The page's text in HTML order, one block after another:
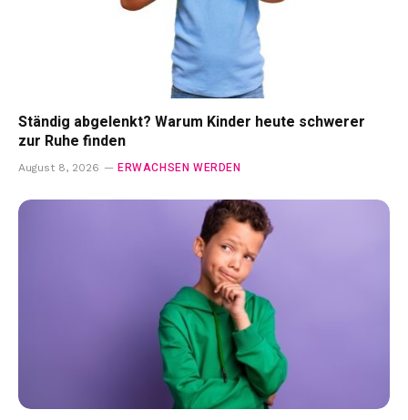
Ständig abgelenkt? Warum Kinder heute schwerer
zur Ruhe finden
August 8, 2026 ERWACHSEN WERDEN